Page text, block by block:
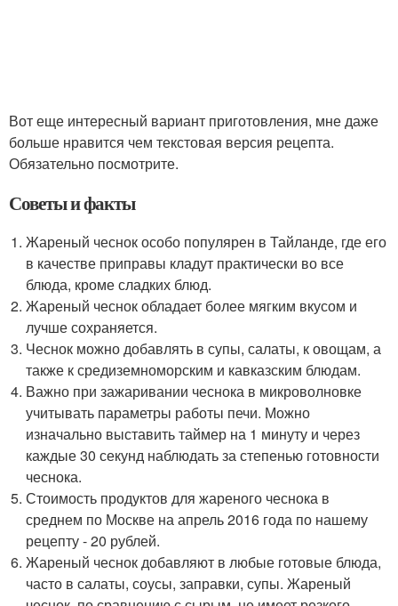
Вот еще интересный вариант приготовления, мне даже
больше нравится чем текстовая версия рецепта.
Обязательно посмотрите.
Советы и факты
Жареный чеснок особо популярен в Тайланде, где его
в качестве приправы кладут практически во все
блюда, кроме сладких блюд.
Жареный чеснок обладает более мягким вкусом и
лучше сохраняется.
Чеснок можно добавлять в супы, салаты, к овощам, а
также к средиземноморским и кавказским блюдам.
Важно при зажаривании чеснока в микроволновке
учитывать параметры работы печи. Можно
изначально выставить таймер на 1 минуту и через
каждые 30 секунд наблюдать за степенью готовности
чеснока.
Стоимость продуктов для жареного чеснока в
среднем по Москве на апрель 2016 года по нашему
рецепту - 20 рублей.
Жареный чеснок добавляют в любые готовые блюда,
часто в салаты, соусы, заправки, супы. Жареный